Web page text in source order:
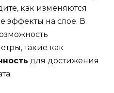
как изменяются
эффекты на слое. В
такие как
для достижения